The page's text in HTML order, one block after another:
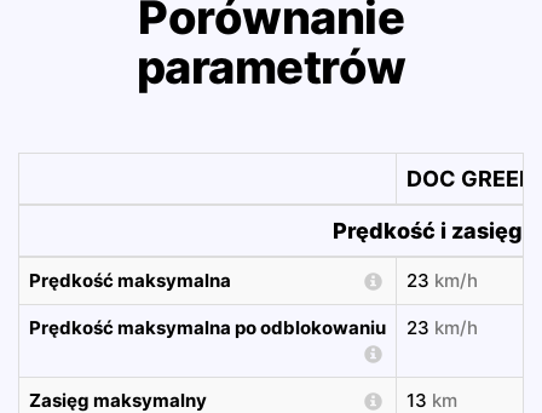
Porównanie
parametrów
DOC
Prędkość i zasięg
Prędkość maksymalna 23 km/h
Prędkość maksymalna po odblokowaniu 23 km/h
Zasięg maksymalny 13 km